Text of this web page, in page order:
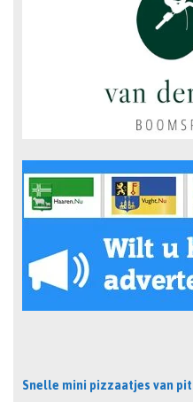
Snelle mini pizzaatjes van